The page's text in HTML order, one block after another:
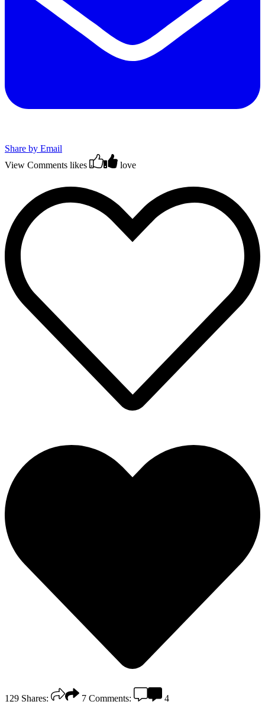
Share by Email
View Comments likes love
129 Shares: 7 Comments: 4